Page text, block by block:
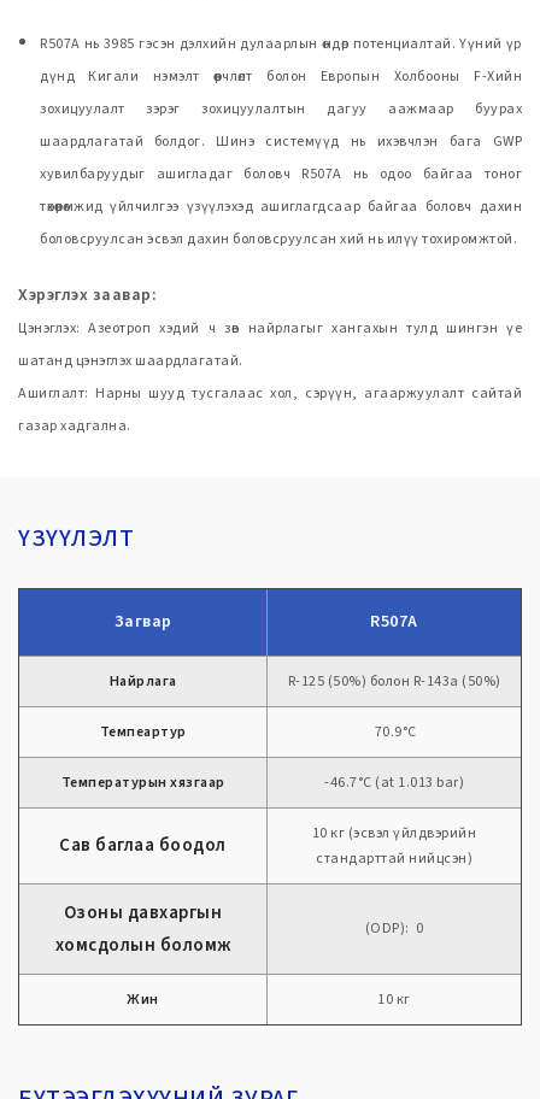
R507A нь 3985 гэсэн дэлхийн дулаарлын өндөр потенциалтай. Үүний үр
дүнд Кигали нэмэлт өөрчлөлт болон Европын Холбооны F-Хийн
зохицуулалт зэрэг зохицуулалтын дагуу аажмаар буурах
шаардлагатай болдог. Шинэ системүүд нь ихэвчлэн бага GWP
хувилбаруудыг ашигладаг боловч R507A нь одоо байгаа тоног
төхөөрөмжид үйлчилгээ үзүүлэхэд ашиглагдсаар байгаа боловч дахин
боловсруулсан эсвэл дахин боловсруулсан хий нь илүү тохиромжтой.
Хэрэглэх заавар:
Цэнэглэх: Азеотроп хэдий ч зөв найрлагыг хангахын тулд шингэн үе
шатанд цэнэглэх шаардлагатай.
Ашиглалт: Нарны шууд тусгалаас хол, сэрүүн, агааржуулалт сайтай
газар хадгална.
ҮЗҮҮЛЭЛТ
Загвар R507A
Найрлага R-125 (50%) болон R-143a (50%)
Темпеартур 70.9°C
Температурын хязгаар -46.7°C (at 1.013 bar)
Сав баглаа боодол
10 кг (эсвэл үйлдвэрийн
стандарттай нийцсэн)
Озоны давхаргын
хомсдолын боломж
(ODP): 0
Жин 10 кг